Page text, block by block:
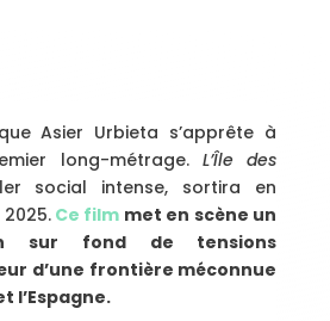
Asier Urbieta s’apprête à
long-métrage. L’Île des
social intense, sortira en
Ce film met en scène un
sur fond de tensions
d’une frontière méconnue
l’Espagne.